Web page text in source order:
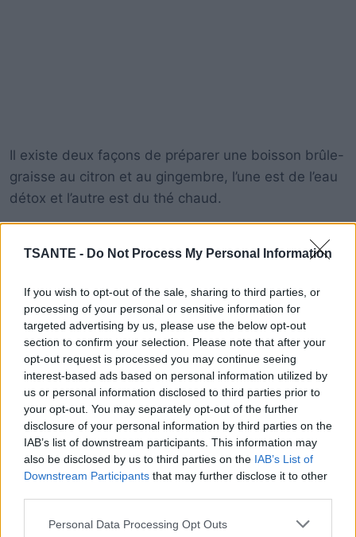
TSANTE - Do Not Process My Personal Information
If you wish to opt-out of the sale, sharing to third parties, or
processing of your personal or sensitive information for
targeted advertising by us, please use the below opt-out
section to confirm your selection. Please note that after your
opt-out request is processed you may continue seeing
interest-based ads based on personal information utilized by
us or personal information disclosed to third parties prior to
your opt-out. You may separately opt-out of the further
disclosure of your personal information by third parties on the
IAB’s list of downstream participants. This information may
also be disclosed by us to third parties on the IAB’s List of
Downstream Participants that may further disclose it to other
Personal Data Processing Opt Outs
Il existe deux façons de préparer une boisson brûle-
graisse au citron et au gingembre, l’une est de l’eau
détox et l’autre est du thé chaud.
Pour préparer la boisson citron-gingembre :